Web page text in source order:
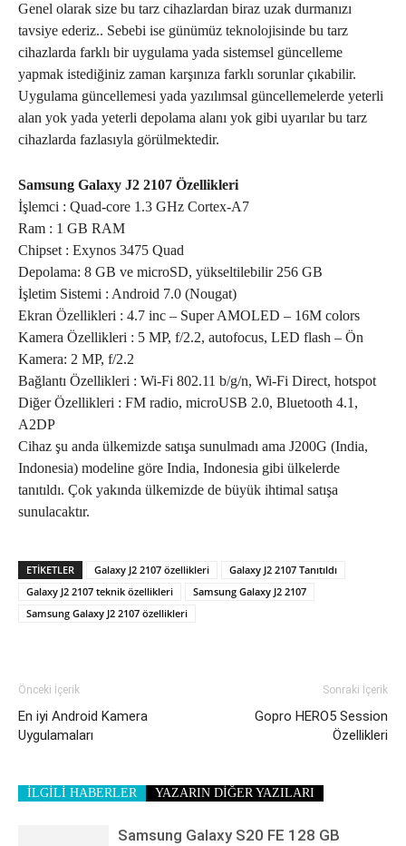
Genel olarak size bu tarz cihazlardan biraz uzak durmanızı
tavsiye ederiz.. Sebebi ise günümüz teknolojisinde bu tarz
cihazlarda farklı bir uygulama yada sistemsel güncelleme
yapmak istediğiniz zaman karşınıza farklı sorunlar çıkabilir.
Uygulama güncellemesi yada yazılımsal güncellemelerde yeterli
alan yok yada yeterli depolama alanı yok gibi uyarılar bu tarz
cihazlarda fazlasıyla görülmektedir.
Samsung Galaxy J2 2107 Özellikleri
İşlemci : Quad-core 1.3 GHz Cortex-A7
Ram : 1 GB RAM
Chipset : Exynos 3475 Quad
Depolama: 8 GB ve microSD, yükseltilebilir 256 GB
İşletim Sistemi : Android 7.0 (Nougat)
Ekran Özellikleri : 4.7 inc – Super AMOLED – 16M colors
Kamera Özellikleri : 5 MP, f/2.2, autofocus, LED flash – Ön
Kamera: 2 MP, f/2.2
Bağlantı Özellikleri : Wi-Fi 802.11 b/g/n, Wi-Fi Direct, hotspot
Diğer Özellikleri : FM radio, microUSB 2.0, Bluetooth 4.1,
A2DP
Cihaz şu anda ülkemizde satışa sunulmadı ama J200G (India,
Indonesia) modeline göre India, Indonesia gibi ülkelerde
tanıtıldı. Çok yakında ülkemizde de büyük ihtimal satışa
sunulacaktır.
ETIKETLER Galaxy J2 2107 özellikleri
Galaxy J2 2107 Tanıtıldı
Galaxy J2 2107 teknik özellikleri
Samsung Galaxy J2 2107
Samsung Galaxy J2 2107 özellikleri
Önceki İçerik
En iyi Android Kamera
Uygulamaları
Sonraki İçerik
Gopro HERO5 Session
Özellikleri
İLGİLİ HABERLER YAZARIN DİĞER YAZILARI
Samsung Galaxy S20 FE 128 GB